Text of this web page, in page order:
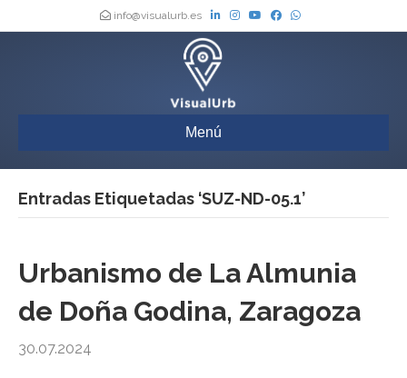
info@visualurb.es
Menú
Entradas Etiquetadas ‘SUZ-ND-05.1’
Urbanismo de La Almunia
de Doña Godina, Zaragoza
30.07.2024